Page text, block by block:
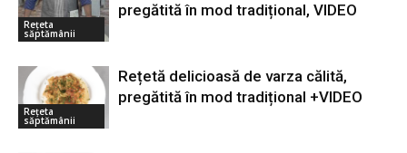
Rețeta
săptămânii
pregătită în mod tradițional, VIDEO
Rețeta
săptămânii
Rețetă delicioasă de varza călită,
pregătită în mod tradițional +VIDEO